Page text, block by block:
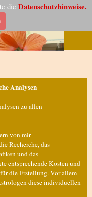
die Datenschutzhinweise.
und Grafiken
Analysen
zu allen
von mir
Recherche, das
und das
entsprechende Kosten und
die Erstellung. Vor allem
diese individuellen